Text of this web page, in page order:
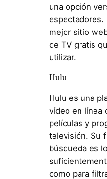
una opción
espectadores.
mejor sitio
de TV gratis
utilizar.
Hulu
Hulu es una
vídeo en línea
películas y
televisión. Su
búsqueda es lo
como para